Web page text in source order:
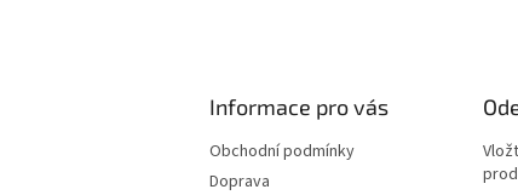
Informace pro vás
Obchodní podmínky
Doprava